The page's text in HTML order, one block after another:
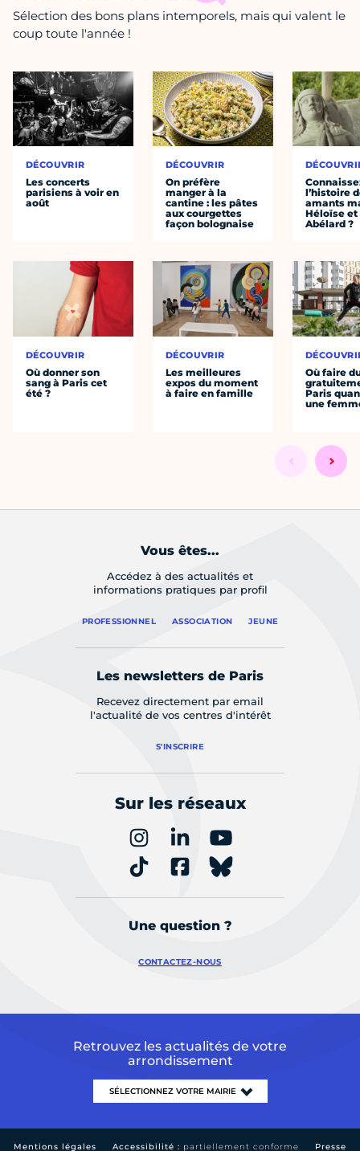
Sélection des bons plans intemporels, mais qui valent le
coup toute l'année !
DÉCOUVRIR
Les concerts
parisiens à voir en
août
DÉCOUVRIR
Où donner son
sang à Paris cet
été ?
DÉCOUVRIR
On préfère
manger à la
cantine : les pâtes
aux courgettes
façon bolognaise
DÉCOUVRIR
Les meilleures
expos du moment
à faire en famille
l’histoire
amants
Héloïse et
Abélard ?
Où faire
Paris
une
Vous êtes...
Accédez à des actualités et
informations pratiques par profil
PROFESSIONNEL ASSOCIATION JEUNE
Les newsletters de Paris
Recevez directement par email
l'actualité de vos centres d'intérêt
S'INSCRIRE
Sur les réseaux
Une question ?
CONTACTEZ-NOUS
Retrouvez les actualités de votre
arrondissement
Mentions légales Accessibilité : partiellement conforme Presse